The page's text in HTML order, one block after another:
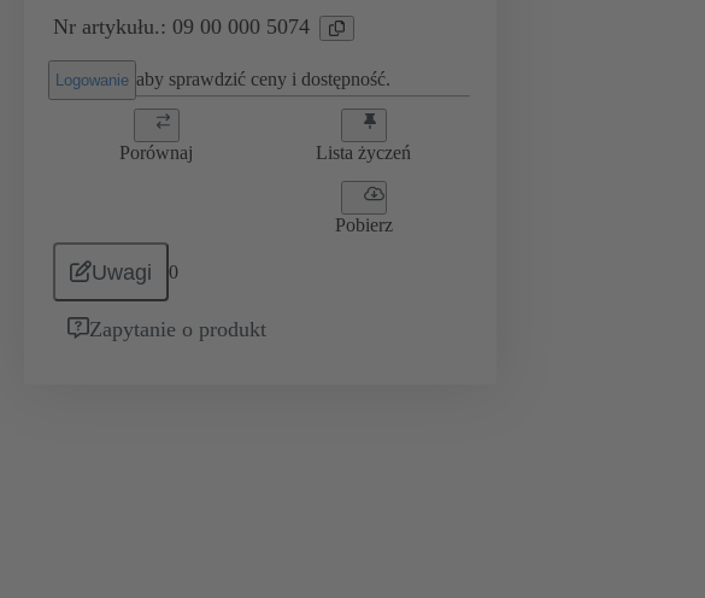
Nr artykułu.: 09 00 000 5074
Logowanie aby sprawdzić ceny i dostępność.
Porównaj Lista życzeń
Pobierz
Uwagi 0
Zapytanie o produkt